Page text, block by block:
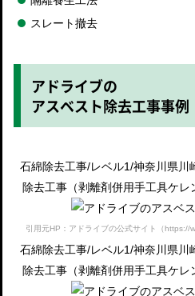
スレート撤去
アドライブの
アスベスト除去工事事例
石綿除去工事/レベル1/神奈川県川
除去工事（剥離剤併用手工具ケレ
引用元HP：アドライブの公式サイト（https://
石綿除去工事/レベル1/神奈川県川
除去工事（剥離剤併用手工具ケレ